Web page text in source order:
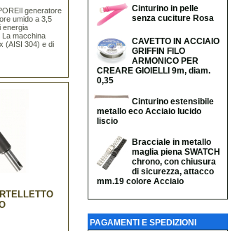
generatore
umido a 3,5
energia
La macchina
(AISI 304) e di
Cinturino in pelle
senza cuciture Rosa
CAVETTO IN ACCIAIO
GRIFFIN FILO
ARMONICO PER
CREARE GIOIELLI 9m, diam.
0,35
Cinturino estensibile
metallo eco Acciaio lucido
liscio
Bracciale in metallo
maglia piena SWATCH
chrono, con chiusura
di sicurezza, attacco
mm.19 colore Acciaio
PAGAMENTI E SPEDIZIONI